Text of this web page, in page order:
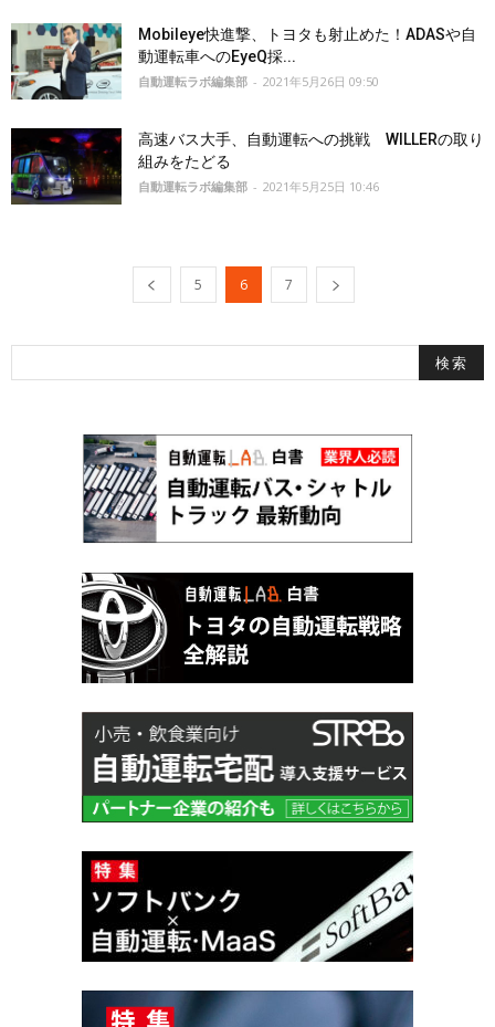
Mobileye快進撃、トヨタも射止めた！ADASや自
動運転車へのEyeQ採...
自動運転ラボ編集部 - 2021年5月26日 09:50
高速バス大手、自動運転への挑戦 WILLERの取り
組みをたどる
自動運転ラボ編集部 - 2021年5月25日 10:46
5 6 7